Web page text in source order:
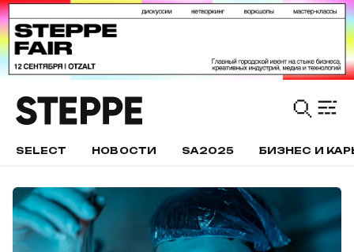
SELECT НОВОСТИ SA2025 БИЗНЕС И